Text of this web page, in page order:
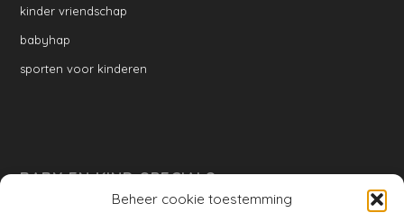
Beheer cookie toestemming
kinder vriendschap
babyhap
sporten voor kinderen
BABY EN KIND SPECIALS